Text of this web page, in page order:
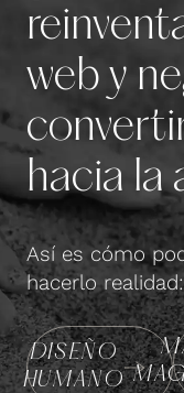
web y
hacia la
Así es cómo
hacerlo realidad:
DISEÑO
HUMANO